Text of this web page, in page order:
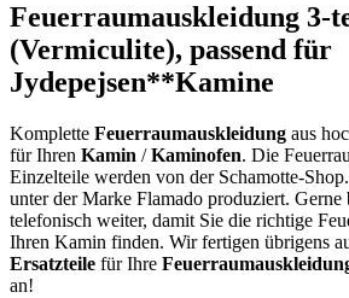
Feuerraumauskleidung 3-
(Vermiculite), passend für
Jydepejsen**Kamine
Komplette Feuerraumauskleidung aus
für Ihren Kamin /Kaminofen. Die
Einzelteile werden von der Schamotte-
unter der Marke Flamado produziert. Gerne
telefonisch weiter, damit Sie die richtige
Ihren Kamin finden. Wir fertigen übrigens
Ersatzteile für Ihre
an!